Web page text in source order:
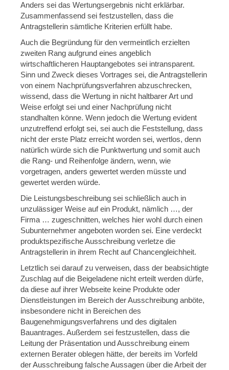
Anders sei das Wertungsergebnis nicht erklärbar.
Zusammenfassend sei festzustellen, dass die
Antragstellerin sämtliche Kriterien erfüllt habe.
Auch die Begründung für den vermeintlich erzielten
zweiten Rang aufgrund eines angeblich
wirtschaftlicheren Hauptangebotes sei intransparent.
Sinn und Zweck dieses Vortrages sei, die Antragstellerin
von einem Nachprüfungsverfahren abzuschrecken,
wissend, dass die Wertung in nicht haltbarer Art und
Weise erfolgt sei und einer Nachprüfung nicht
standhalten könne. Wenn jedoch die Wertung evident
unzutreffend erfolgt sei, sei auch die Feststellung, dass
nicht der erste Platz erreicht worden sei, wertlos, denn
natürlich würde sich die Punktwertung und somit auch
die Rang- und Reihenfolge ändern, wenn, wie
vorgetragen, anders gewertet werden müsste und
gewertet werden würde.
Die Leistungsbeschreibung sei schließlich auch in
unzulässiger Weise auf ein Produkt, nämlich …, der
Firma … zugeschnitten, welches hier wohl durch einen
Subunternehmer angeboten worden sei. Eine verdeckt
produktspezifische Ausschreibung verletze die
Antragstellerin in ihrem Recht auf Chancengleichheit.
Letztlich sei darauf zu verweisen, dass der beabsichtigte
Zuschlag auf die Beigeladene nicht erteilt werden dürfe,
da diese auf ihrer Webseite keine Produkte oder
Dienstleistungen im Bereich der Ausschreibung anböte,
insbesondere nicht in Bereichen des
Baugenehmigungsverfahrens und des digitalen
Bauantrages. Außerdem sei festzustellen, dass die
Leitung der Präsentation und Ausschreibung einem
externen Berater oblegen hätte, der bereits im Vorfeld
der Ausschreibung falsche Aussagen über die Arbeit der